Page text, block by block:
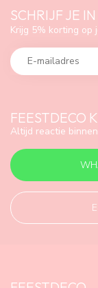
FEESTDECO
Altijd reactie
SCHRIJF JE
Krijg 5% korting op